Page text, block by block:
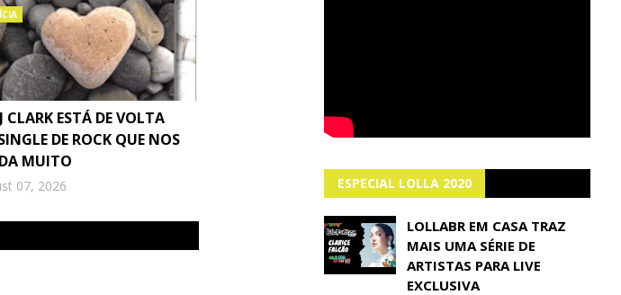
CLARK ESTÁ DE VOLTA
DE ROCK QUE NOS
MUITO
07, 2026 ESPECIAL LOLLA 2020
LOLLABR EM CASA TRAZ
MAIS UMA SÉRIE DE
ARTISTAS PARA LIVE
EXCLUSIVA